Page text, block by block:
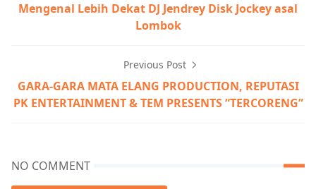
Mengenal Lebih Dekat DJ Jendrey Disk Jockey asal
Lombok
Previous Post
GARA-GARA MATA ELANG PRODUCTION, REPUTASI
PK ENTERTAINMENT & TEM PRESENTS “TERCORENG”
NO COMMENT